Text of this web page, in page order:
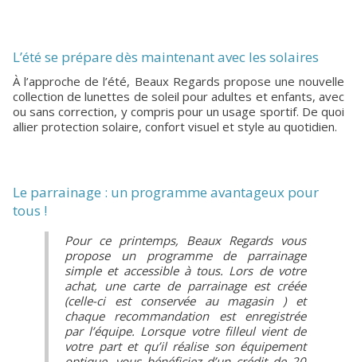
L’été se prépare dès maintenant avec les solaires
À l’approche de l’été, Beaux Regards propose une nouvelle
collection de lunettes de soleil pour adultes et enfants, avec
ou sans correction, y compris pour un usage sportif. De quoi
allier protection solaire, confort visuel et style au quotidien.
Le parrainage : un programme avantageux pour
tous !
Pour ce printemps, Beaux Regards vous
propose un programme de parrainage
simple et accessible à tous. Lors de votre
achat, une carte de parrainage est créée
(celle-ci est conservée au magasin ) et
chaque recommandation est enregistrée
par l’équipe. Lorsque votre filleul vient de
votre part et qu’il réalise son équipement